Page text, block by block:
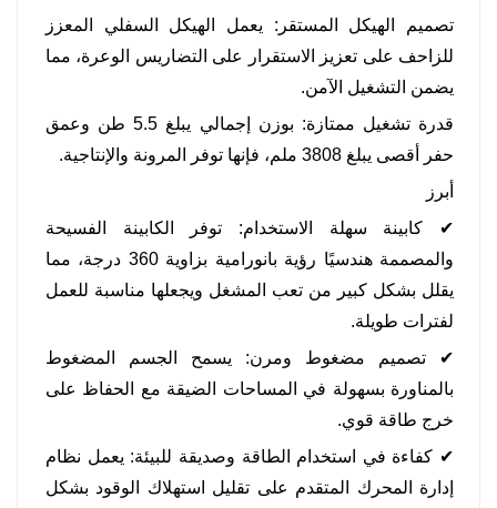
تصميم الهيكل المستقر: يعمل الهيكل السفلي المعزز
للزاحف على تعزيز الاستقرار على التضاريس الوعرة، مما
يضمن التشغيل الآمن.
قدرة تشغيل ممتازة: بوزن إجمالي يبلغ 5.5 طن وعمق
حفر أقصى يبلغ 3808 ملم، فإنها توفر المرونة والإنتاجية.
أبرز
✔ كابينة سهلة الاستخدام: توفر الكابينة الفسيحة
والمصممة هندسيًا رؤية بانورامية بزاوية 360 درجة، مما
يقلل بشكل كبير من تعب المشغل ويجعلها مناسبة للعمل
لفترات طويلة.
✔ تصميم مضغوط ومرن: يسمح الجسم المضغوط
بالمناورة بسهولة في المساحات الضيقة مع الحفاظ على
خرج طاقة قوي.
✔ كفاءة في استخدام الطاقة وصديقة للبيئة: يعمل نظام
إدارة المحرك المتقدم على تقليل استهلاك الوقود بشكل